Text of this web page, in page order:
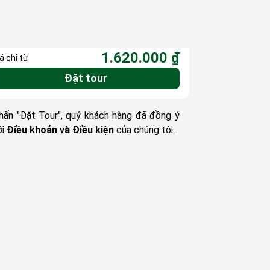
chỉ từ 1.620.000 ₫
Đặt tour
"Đặt Tour", quý khách hàng đã đồng ý
Điều khoản và Điều kiện của chúng tôi.